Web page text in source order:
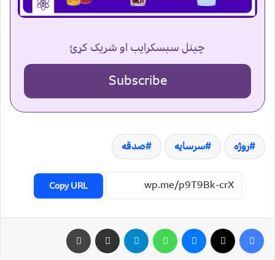
چینل سبسکرایب او شریک کړئ
Subscribe
روژه سرسایه صدقه
Copy URL